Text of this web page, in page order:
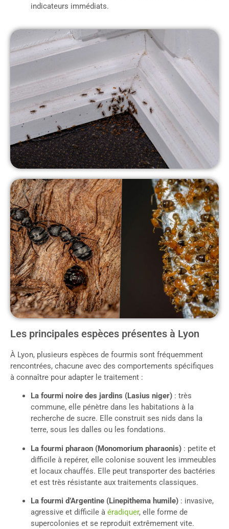
indicateurs immédiats.
Les principales espèces présentes à Lyon
À Lyon, plusieurs espèces de fourmis sont fréquemment
rencontrées, chacune avec des comportements spécifiques
à connaître pour adapter le traitement :
La fourmi noire des jardins (Lasius niger) : très
commune, elle pénètre dans les habitations à la
recherche de sucre. Elle construit ses nids dans la
terre, sous les dalles ou les fondations.
La fourmi pharaon (Monomorium pharaonis) : petite et
difficile à repérer, elle colonise souvent les immeubles
et locaux chauffés. Elle peut transporter des bactéries
et est très résistante aux traitements classiques.
La fourmi d’Argentine (Linepithema humile) : invasive,
agressive et difficile à éradiquer, elle forme de
supercolonies et se reproduit extrêmement vite.